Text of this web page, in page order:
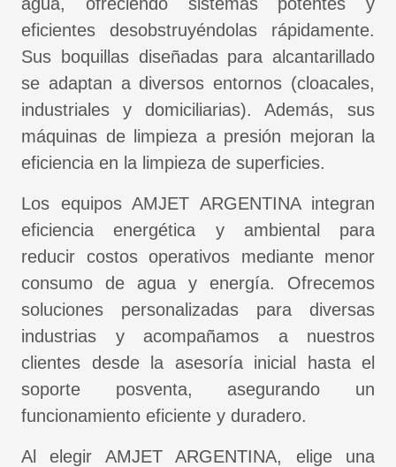
eficientes desobstruyéndolas rápidamente.
Sus boquillas diseñadas para alcantarillado
se adaptan a diversos entornos (cloacales,
industriales y domiciliarias). Además, sus
máquinas de limpieza a presión mejoran la
eficiencia en la limpieza de superficies.
Los equipos AMJET ARGENTINA integran
eficiencia energética y ambiental para
reducir costos operativos mediante menor
consumo de agua y energía. Ofrecemos
soluciones personalizadas para diversas
industrias y acompañamos a nuestros
clientes desde la asesoría inicial hasta el
soporte posventa, asegurando un
funcionamiento eficiente y duradero.
Al elegir AMJET ARGENTINA, elige una